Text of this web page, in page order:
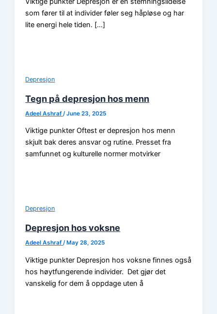
som fører til at individer føler seg håpløse og har
lite energi hele tiden. […]
Depresjon
Tegn på depresjon hos menn
Adeel Ashraf/June 23, 2025
Viktige punkter Oftest er depresjon hos menn
skjult bak deres ansvar og rutine. Presset fra
samfunnet og kulturelle normer motvirker
Depresjon
Depresjon hos voksne
Adeel Ashraf/ May 28, 2025
Viktige punkter Depresjon hos voksne finnes også
hos høytfungerende individer. Det gjør det
vanskelig for dem å oppdage uten å